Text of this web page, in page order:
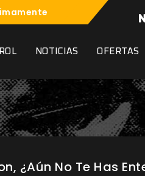
NOTICIAS OFERTAS
¿aún No Te Has